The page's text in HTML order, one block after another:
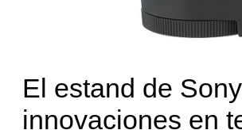
El estand de
innovaciones en